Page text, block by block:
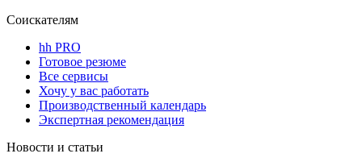
Соискателям
hh PRO
Готовое резюме
Все сервисы
Хочу у вас работать
Производственный календарь
Экспертная рекомендация
Новости и статьи